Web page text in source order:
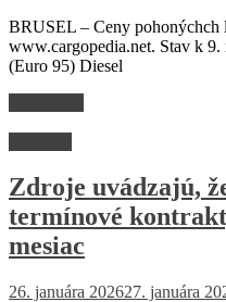
BRUSEL – Ceny
www.cargopedia.net. Stav k
(Euro 95) Diesel
Zdroje uvádzajú,
termínové
mesiac
26. januára 202627. januára